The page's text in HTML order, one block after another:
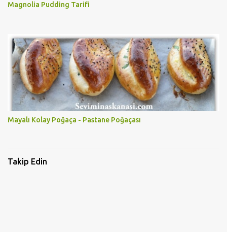
Magnolia Pudding Tarifi
Mayalı Kolay Poğaça - Pastane Poğaçası
Takip Edin